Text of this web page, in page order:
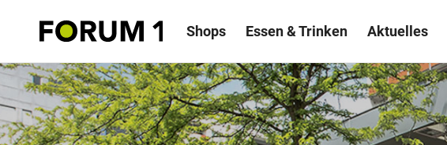
Shops Essen & Trinken Aktuelles